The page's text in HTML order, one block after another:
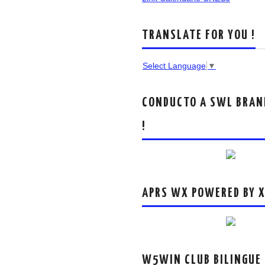
TRANSLATE FOR YOU !
Select Language ▼
CONDUCTO A SWL
!
APRS WX POWERED BY
W5WIN CLUB BILINGUE